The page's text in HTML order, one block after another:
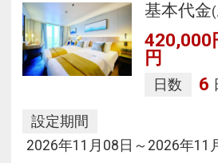
基本代金
420,000
円
日数 6
設定期間
2026年11月08日～2026年11